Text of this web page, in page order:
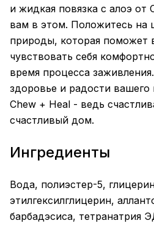
и жидкая повязка с алоэ от
вам в этом. Положитесь на
природы, которая поможет
чувствовать себя
время процесса
здоровье и радости
Chew + Heal - ведь
счастливый дом.
Ингредиенты
Вода, полиэстер-5,
этилгексилглицерин,
барбадэсиса, тетранатрия